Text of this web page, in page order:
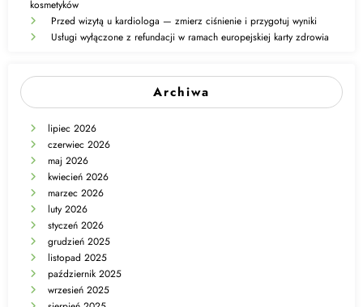
kosmetyków
Przed wizytą u kardiologa — zmierz ciśnienie i przygotuj wyniki
Usługi wyłączone z refundacji w ramach europejskiej karty zdrowia
Archiwa
lipiec 2026
czerwiec 2026
maj 2026
kwiecień 2026
marzec 2026
luty 2026
styczeń 2026
grudzień 2025
listopad 2025
październik 2025
wrzesień 2025